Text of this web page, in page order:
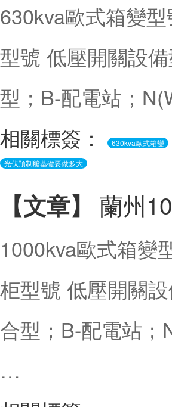
630kva歐式箱變
型號 低壓開關設
型；B-配電站；
相關標簽：
630kva歐式箱變
光伏預制艙基礎要做多大
【文章】 蘭州
1000kva歐式箱變
柜型號 低壓開關
合型；B-配電站；
…